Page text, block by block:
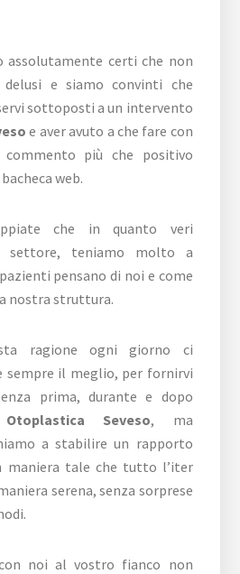
assolutamente certi che non
e siamo convinti che
sottoposti a un intervento
e aver avuto a che fare con
più che positivo
web.
che in quanto veri
settore, teniamo molto a
pensano di noi e come
nostra struttura.
ragione ogni giorno ci
sempre il meglio, per fornirvi
prima, durante e dopo
Otoplastica Seveso, ma
a stabilire un rapporto
maniera tale che tutto l’iter
serena, senza sorprese
noi al vostro fianco non